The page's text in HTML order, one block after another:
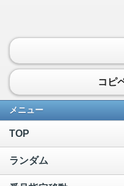
コピ
メニュー
TOP
ランダム